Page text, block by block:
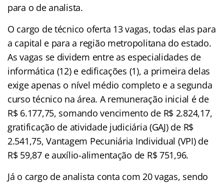
para o de analista.
O cargo de técnico oferta 13 vagas, todas elas para
a capital e para a região metropolitana do estado.
As vagas se dividem entre as especialidades de
informática (12) e edificações (1), a primeira delas
exige apenas o nível médio completo e a segunda
curso técnico na área. A remuneração inicial é de
R$ 6.177,75, somando vencimento de R$ 2.824,17,
gratificação de atividade judiciária (GAJ) de R$
2.541,75, Vantagem Pecuniária Individual (VPI) de
R$ 59,87 e auxílio-alimentação de R$ 751,96.
Já o cargo de analista conta com 20 vagas, sendo